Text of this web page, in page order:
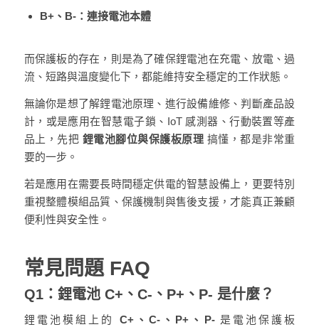
B+、B-：連接電池本體
而保護板的存在，則是為了確保鋰電池在充電、放電、過
流、短路與溫度變化下，都能維持安全穩定的工作狀態。
無論你是想了解鋰電池原理、進行設備維修、判斷產品設
計，或是應用在智慧電子鎖、IoT 感測器、行動裝置等產
品上，先把 鋰電池腳位與保護板原理 搞懂，都是非常重
要的一步。
若是應用在需要長時間穩定供電的智慧設備上，更要特別
重視整體模組品質、保護機制與售後支援，才能真正兼顧
便利性與安全性。
常見問題 FAQ
Q1：鋰電池 C+、C-、P+、P- 是什麼？
鋰電池模組上的 C+、C-、P+、P-是電池保護板